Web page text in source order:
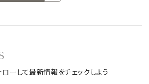
ーして最新情報をチェックしよう